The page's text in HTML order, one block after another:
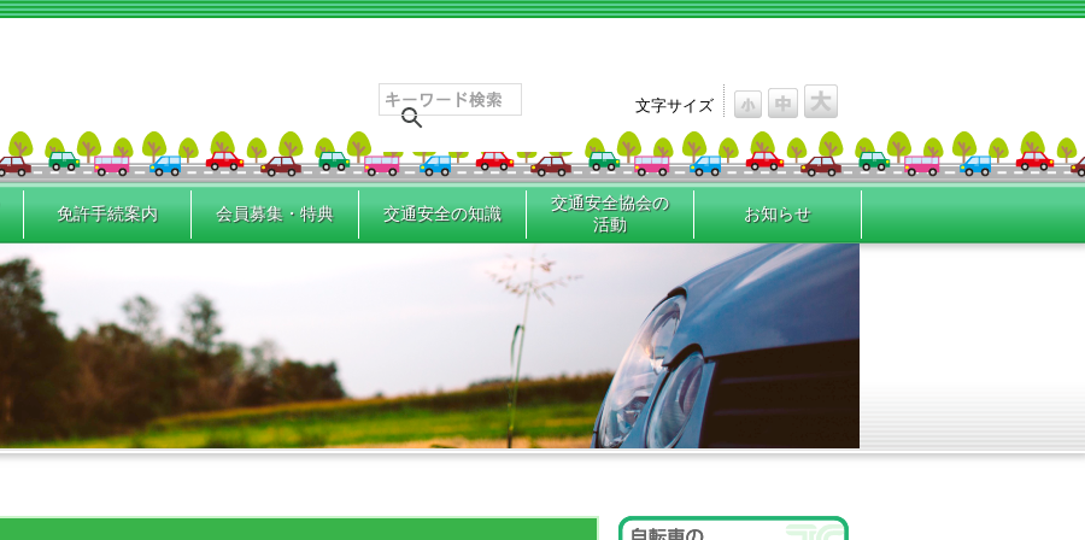
文字サイズ
免許手続案内 会員募集・特典 交通安全の知識
交通安全協会の
活動
お知らせ